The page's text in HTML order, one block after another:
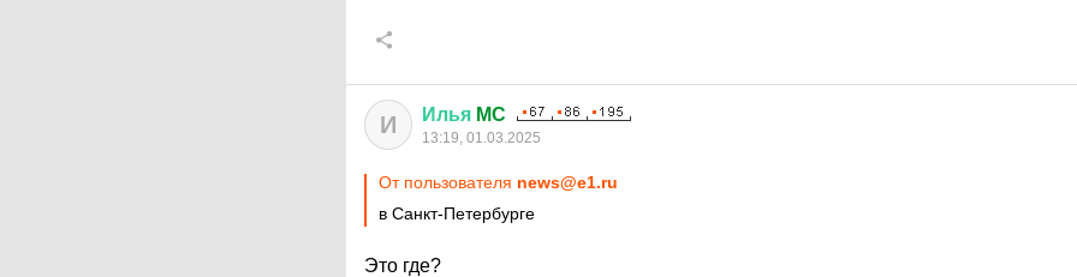
И Илья MC
13:19, 01.03.2025
От пользователя news@e1.ru
в Санкт-Петербурге
Это где?